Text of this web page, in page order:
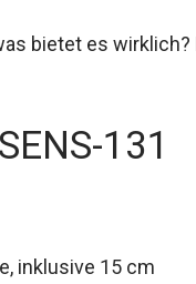
bietet es wirklich?
131
inklusive 15 cm